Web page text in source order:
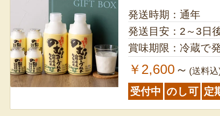
発送時期：通年
発送目安：2～3日
賞味期限：冷蔵で
￥2,600 ～ (送料
受付中 のし可 定